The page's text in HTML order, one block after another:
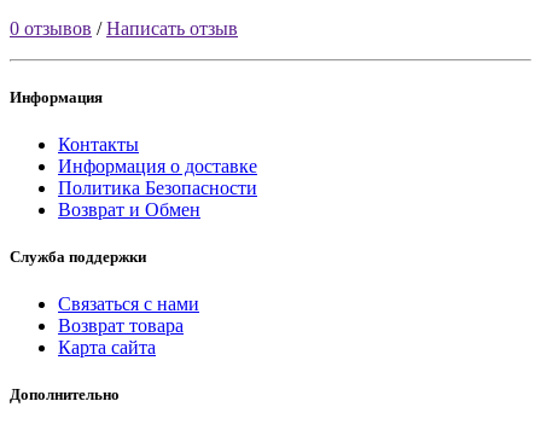
0 отзывов /Написать отзыв
Информация
Контакты
Информация о доставке
Политика Безопасности
Возврат и Обмен
Служба поддержки
Связаться с нами
Возврат товара
Карта сайта
Дополнительно